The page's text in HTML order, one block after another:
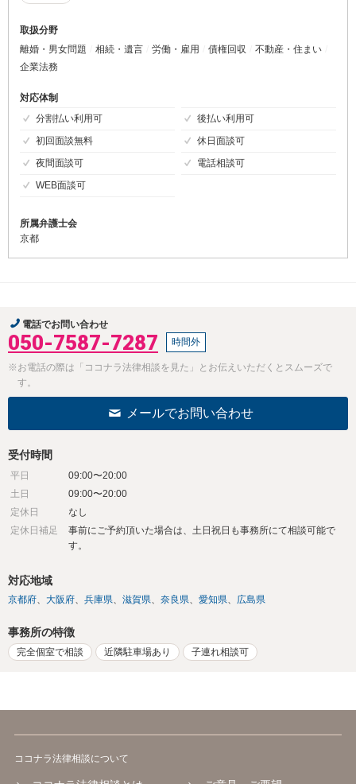
取扱分野
離婚・男女問題
相続・遺言 労働・雇用 債権回収
不動産・住まい
企業法務
対応体制
分割払い利用可
後払い利用可
初回面談無料
休日面談可
夜間面談可
電話相談可
WEB面談可
所属弁護士会
京都
電話でお問い合わせ
050-7587-7287 時間外
※お電話の際は「ココナラ法律相談を見た」とお伝えいただくとスムーズで
す。
メールでお問い合わせ
受付時間
平日
09:00〜20:00
土日
09:00〜20:00
定休日
なし
定休日補足
事前にご予約頂いた場合は、土日祝日も事務所にて相談可能で
す。
対応地域
京都府 大阪府 兵庫県 滋賀県 奈良県 愛知県 広島県
事務所の特徴
完全個室で相談 近隣駐車場あり 子連れ相談可
ココナラ法律相談について